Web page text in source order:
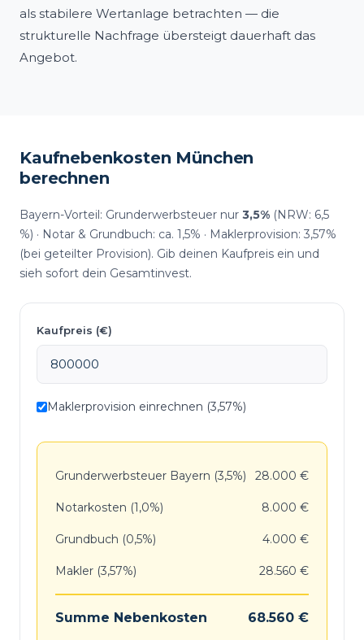
als stabilere Wertanlage betrachten — die
strukturelle Nachfrage übersteigt dauerhaft das
Angebot.
Kaufnebenkosten München
berechnen
Bayern-Vorteil: Grunderwerbsteuer nur 3,5% (NRW: 6,5
%) · Notar & Grundbuch: ca. 1,5% · Maklerprovision: 3,57%
(bei geteilter Provision). Gib deinen Kaufpreis ein und
sieh sofort dein Gesamtinvest.
Kaufpreis (€)
Maklerprovision einrechnen (3,57%)
Grunderwerbsteuer Bayern (3,5%) 28.000 €
Notarkosten (1,0%) 8.000 €
Grundbuch (0,5%) 4.000 €
Makler (3,57%) 28.560 €
Summe Nebenkosten 68.560 €